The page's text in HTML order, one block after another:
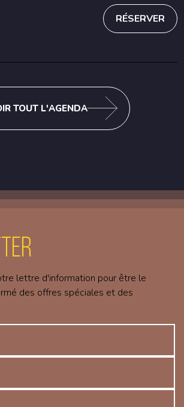
RÉSERVER
TOUT L'AGENDA
lettre d'information pour être le
des offres spéciales et des